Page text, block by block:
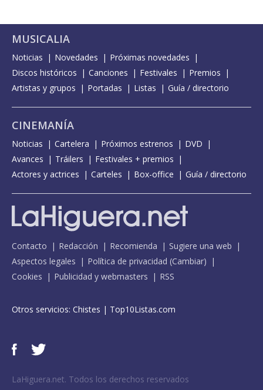
MUSICALIA
Noticias Novedades
Próximas novedades
Discos históricos
Canciones Festivales
Premios
Artistas y grupos
Portadas Listas Guía / directorio
CINEMANÍA
Noticias Cartelera Próximos estrenos
DVD
Avances
Tráilers
Festivales + premios
Actores y actrices
Carteles Box-office Guía / directorio
Contacto Redacción Recomienda
Sugiere una web
Aspectos legales
Política de privacidad (Cambiar)
Cookies
Publicidad y webmasters RSS
Otros servicios: Chistes | Top10Listas.com
LaHiguera.net. Todos los derechos reservados